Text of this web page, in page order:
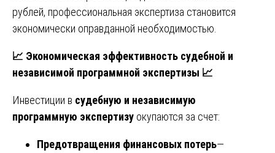
рублей, профессиональная экспертиза становится
экономически оправданной необходимостью.
📈 Экономическая эффективность судебной и
независимой программной экспертизы 📈
Инвестиции в судебную и независимую
программную экспертизу окупаются за счет:
Предотвращения финансовых потерь—